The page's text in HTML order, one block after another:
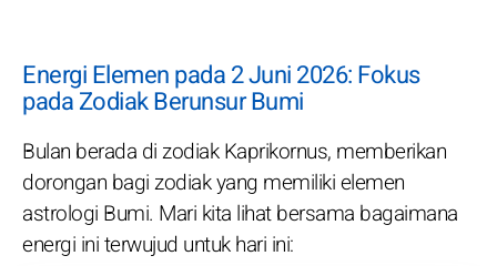
Energi Elemen pada 2 Juni 2026: Fokus
pada Zodiak Berunsur Bumi
Bulan berada di zodiak Kaprikornus, memberikan
dorongan bagi zodiak yang memiliki elemen
astrologi Bumi. Mari kita lihat bersama bagaimana
energi ini terwujud untuk hari ini: